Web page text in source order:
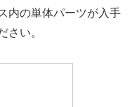
内の単体パーツが入手
さい。